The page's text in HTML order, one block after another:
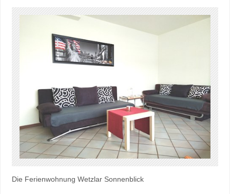
Die Ferienwohnung Wetzlar Sonnenblick